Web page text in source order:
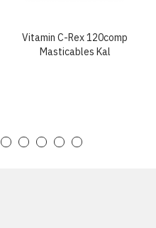
Vitamin C-Rex 120comp
Masticables Kal